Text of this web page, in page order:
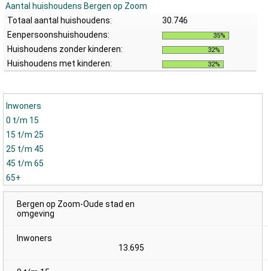
Aantal huishoudens Bergen op Zoom
Totaal aantal huishoudens:
30.746
Eenpersoonshuishoudens:
35%
Huishoudens zonder kinderen: 32%
Huishoudens met kinderen: 32%
Inwoners
0 t/m 15
15 t/m 25
25 t/m 45
45 t/m 65
65+
Bergen op Zoom-Oude stad en
omgeving
13.695